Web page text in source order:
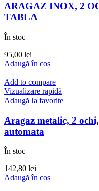
ARAGAZ INOX, 2
TABLA
În stoc
95,00 lei
Adaugă în coș
Add to compare
Vizualizare rapidă
Adaugă la favorite
Aragaz metalic, 2
automata
În stoc
142,80 lei
Adaugă în coș